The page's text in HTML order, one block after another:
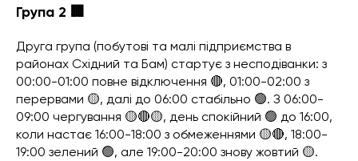
Група 2 🏢
Друга група (побутові та малі підприємства в
районах Східний та Бам) стартує з несподіванки: з
00:00-01:00 повне відключення 🔴, 01:00-02:00 з
перервами 🟡, далі до 06:00 стабільно 🟢. З 06:00-
09:00 чергування 🟡🔴🟡, день спокійний 🟢 до 16:00,
коли настає 16:00-18:00 з обмеженнями 🟡🔴, 18:00-
19:00 зелений 🟢, але 19:00-20:00 знову жовтий 🟡.